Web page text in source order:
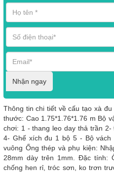
Nhận ngay
Thông tin chi tiết về cấu tạo xà
thước: Cao 1.75*1.76*1.76 m Bộ
chơi: 1 - thang leo day thả trần
4- Ghế xích đu 1 bộ 5 - Bộ
vuông Ống thép và phụ kiện:
28mm dày trên 1mm. Đặc tính:
chống hen rỉ, tróc sơn, ko trơn